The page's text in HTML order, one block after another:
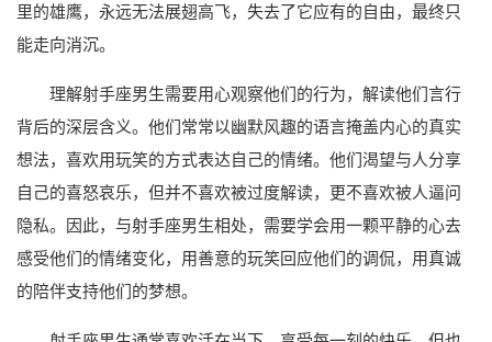
里的雄鹰，永远无法展翅高飞，失去了它应有的自由，最终只
能走向消沉。
理解射手座男生需要用心观察他们的行为，解读他们言行
背后的深层含义。他们常常以幽默风趣的语言掩盖内心的真实
想法，喜欢用玩笑的方式表达自己的情绪。他们渴望与人分享
自己的喜怒哀乐，但并不喜欢被过度解读，更不喜欢被人逼问
隐私。因此，与射手座男生相处，需要学会用一颗平静的心去
感受他们的情绪变化，用善意的玩笑回应他们的调侃，用真诚
的陪伴支持他们的梦想。